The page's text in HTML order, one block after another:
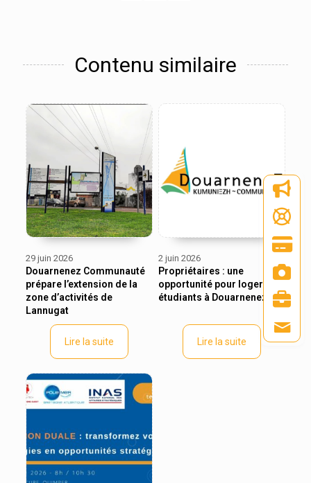
Contenu similaire
29 juin 2026
Douarnenez Communauté
prépare l’extension de la
zone d’activités de
Lannugat
Lire la suite
2 juin 2026
Propriétaires : une
opportunité pour loger les
étudiants à Douarnenez
Lire la suite